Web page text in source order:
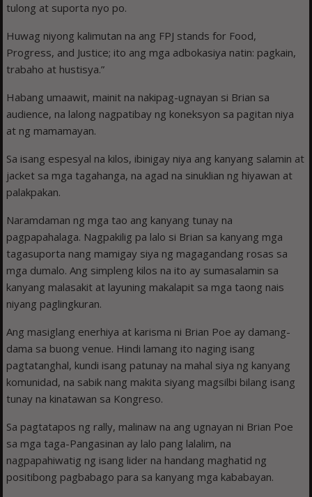
tulong at suporta nyo po.
Huwag niyong kalimutan na ang FPJ stands for Food,
Progress, and Justice; ito ang mga adbokasiya natin: pagkain,
trabaho at hustisya.”
Habang umaawit, mainit na nakipag-ugnayan si Brian sa
audience, na lalong nagpatibay ng koneksyon sa pagitan niya
at ng mamamayan.
Sa isang espesyal na kilos, ibinigay niya ang kanyang salamin at
jacket sa mga tagahanga, na agad na sinuklian ng hiyawan at
palakpakan.
Naramdaman ng mga tao ang kanyang tunay na
pagpapahalaga. Nagpakilig pa lalo si Brian sa kanyang mga
tagasuporta nang mamigay siya ng magagandang rosas sa
mga dumalo. Ang simpleng kilos na ito ay sumasalamin sa
kanyang malasakit at layuning makalapit sa mga taong nais
niyang paglingkuran.
Ang masiglang enerhiya at karisma ni Brian Poe ay damang-
dama sa buong venue. Hindi lamang ito naging isang
pagtatanghal, kundi isang patunay na mahal siya ng kanyang
komunidad, na sabik nang makita siyang magsilbi bilang isang
tunay na kinatawan sa Kongreso.
Sa pagtatapos ng rally, malinaw na ang ugnayan ni Brian Poe
sa mga taga-Pangasinan ay lalo pang lalalim, na
nagpapahiwatig ng isang lider na handang maghatid ng
positibong pagbabago para sa kanyang mga kababayan.